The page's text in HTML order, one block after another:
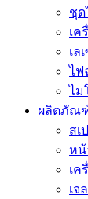
ชุด
เค
เล
ไฟ
ไม
ผลิตภัณ
สเ
หน้
เค
เจ